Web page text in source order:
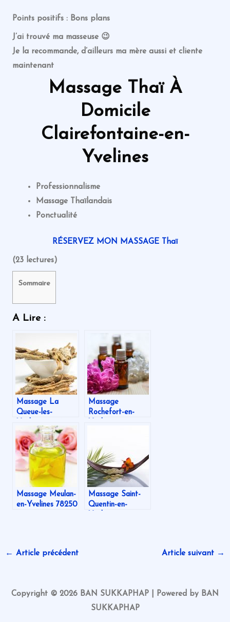
Points positifs : Bons plans
J’ai trouvé ma masseuse 😉
Je la recommande, d’ailleurs ma mère aussi et cliente
maintenant
Massage ThaïÀ
Domicile
Clairefontaine-en-
Yvelines
Professionnalisme
Massage Thaïlandais
Ponctualité
RÉSERVEZ MON MASSAGE Thaï
(23 lectures)
Sommaire
A Lire :
Massage La
Queue-les-
Massage
Rochefort-en-
Massage Meulan-
en-Yvelines 78250
Massage Saint-
Quentin-en-
← Article précédent Article suivant →
Copyright © 2026 BAN SUKKAPHAP | Powered by BAN
SUKKAPHAP